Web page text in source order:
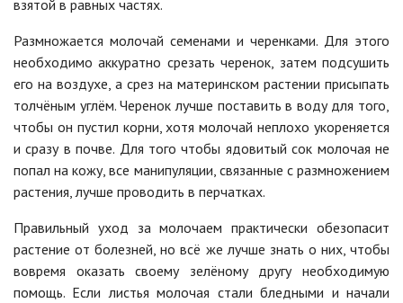
взятой в равных частях.
Размножается молочай семенами и черенками. Для этого
необходимо аккуратно срезать черенок, затем подсушить
его на воздухе, а срез на материнском растении присыпать
толчёным углём. Черенок лучше поставить в воду для того,
чтобы он пустил корни, хотя молочай неплохо укореняется
и сразу в почве. Для того чтобы ядовитый сок молочая не
попал на кожу, все манипуляции, связанные с размножением
растения, лучше проводить в перчатках.
Правильный уход за молочаем практически обезопасит
растение от болезней, но всё же лучше знать о них, чтобы
вовремя оказать своему зелёному другу необходимую
помощь. Если листья молочая стали бледными и начали